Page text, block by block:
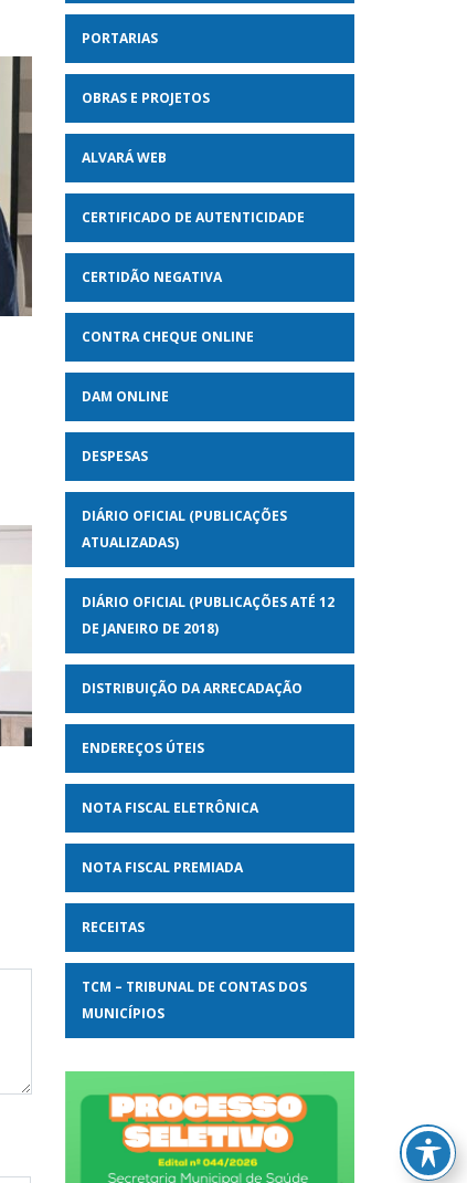
PORTARIAS
OBRAS E PROJETOS
ALVARÁ WEB
CERTIFICADO DE AUTENTICIDADE
CERTIDÃO NEGATIVA
CONTRA CHEQUE ONLINE
DAM ONLINE
DESPESAS
DIÁRIO OFICIAL (PUBLICAÇÕES
ATUALIZADAS)
DIÁRIO OFICIAL (PUBLICAÇÕES ATÉ 12
DE JANEIRO DE 2018)
DISTRIBUIÇÃO DA ARRECADAÇÃO
ENDEREÇOS ÚTEIS
NOTA FISCAL ELETRÔNICA
NOTA FISCAL PREMIADA
RECEITAS
TCM – TRIBUNAL DE CONTAS DOS
MUNICÍPIOS